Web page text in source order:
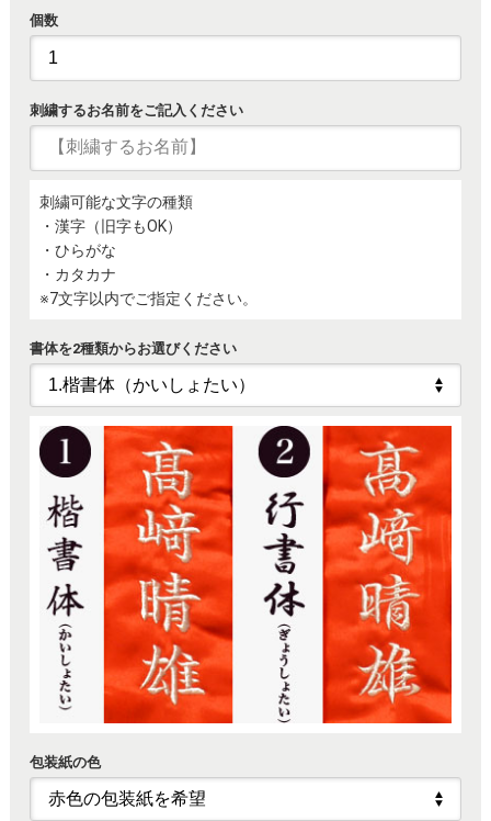
個数
刺繍するお名前をご記入ください
刺繍可能な文字の種類
・漢字（旧字もOK）
・ひらがな
・カタカナ
※7文字以内でご指定ください。
書体を2種類からお選びください
包装紙の色